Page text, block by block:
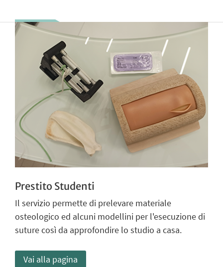
Prestito Studenti
Il servizio permette di prelevare materiale
osteologico ed alcuni modellini per l'esecuzione di
suture così da approfondire lo studio a casa.
Vai alla pagina